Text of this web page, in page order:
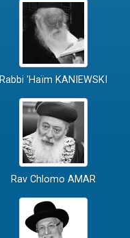
Rabbi 'Haïm KANIEWSKI
Rav Chlomo AMAR